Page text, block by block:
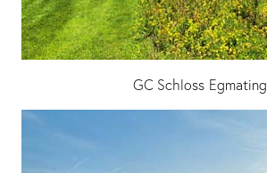
GC Schloss Egmating